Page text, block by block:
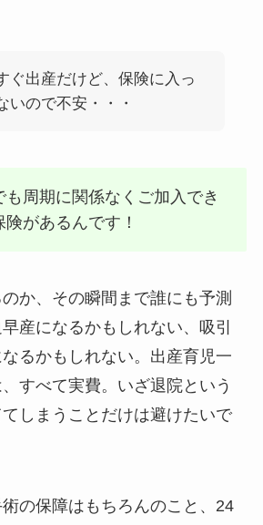
ぐ出産だけど、保険に入っ
いので不安・・・
も周期に関係なくご加入でき
険があるんです！
か、その瞬間まで誰にも予測
産になるかもしれない、吸引
るかもしれない。出産育児一
すべて実費。いざ退院という
しまうことだけは避けたいで
の保障はもちろんのこと、24